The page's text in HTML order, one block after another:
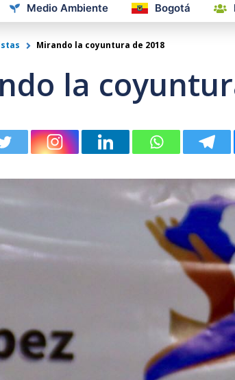
Medio Ambiente Bogotá
Mirando la coyuntura de 2018
la